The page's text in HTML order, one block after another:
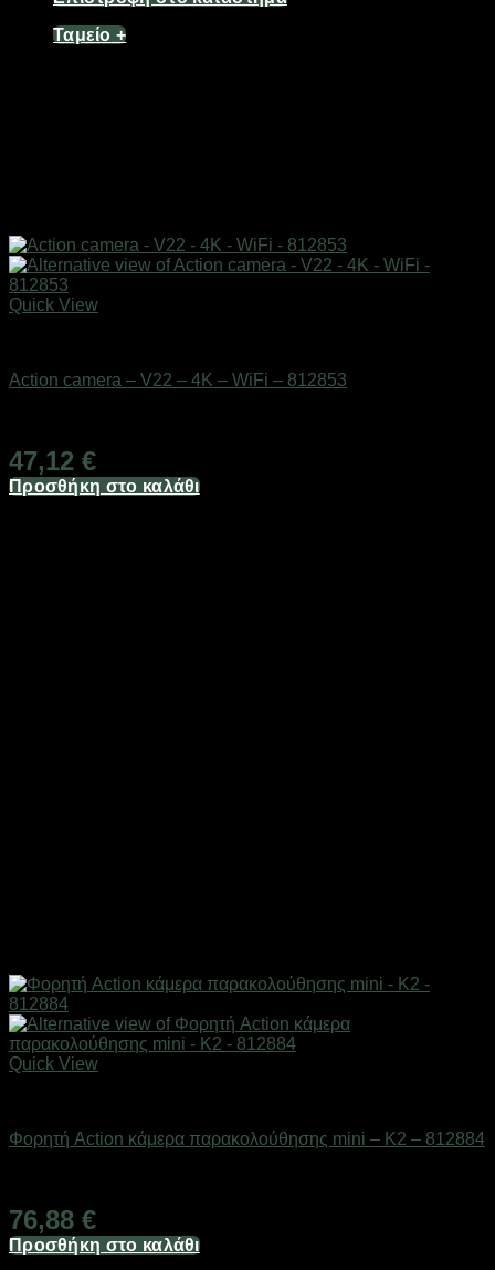
Ταμείο +
Quick View
Action camera – V22 – 4K – WiFi – 812853
47,12 €
Προσθήκη στο καλάθι
Quick View
Φορητή Action κάμερα παρακολούθησης mini – K2 – 812884
76,88 €
Προσθήκη στο καλάθι